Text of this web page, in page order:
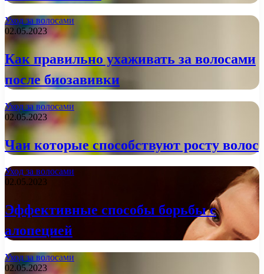
Уход за волосами
02.05.2023
Как правильно ухаживать за волосами
после биозавивки
Уход за волосами
02.05.2023
Чаи которые способствуют росту волос
Уход за волосами
02.05.2023
Эффективные способы борьбы с
алопецией
Уход за волосами
02.05.2023